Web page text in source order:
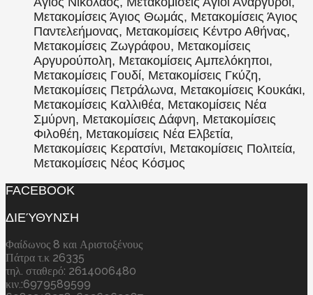
Μετακομίσεις Άγιος Θωμάς, Μετακομίσεις Άγιος
Παντελεήμονας, Μετακομίσεις Κέντρο Αθήνας,
Μετακομίσεις Ζωγράφου, Μετακομίσεις
Αργυρούπολη, Μετακομίσεις Αμπελόκηποι,
Μετακομίσεις Γουδί, Μετακομίσεις Γκύζη,
Μετακομίσεις Πετράλωνα, Μετακομίσεις Κουκάκι,
Μετακομίσεις Καλλιθέα, Μετακομίσεις Νέα
Σμύρνη, Μετακομίσεις Δάφνη, Μετακομίσεις
Φιλοθέη, Μετακομίσεις Νέα Ελβετία,
Μετακομίσεις Κερατσίνι, Μετακομίσεις Πολιτεία,
Μετακομίσεις Νέος Κόσμος
FACEBOOK
ΔΙΕΎΘΥΝΣΗ
Φαίδωνος 8 και Αριστοξένους
Πάτρα τ.κ 26335
τηλ. σταθερό: 2614006480
κιν.:6979589599